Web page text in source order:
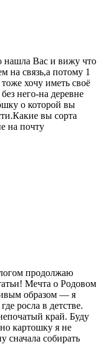
нашла Вас и вижу что
на связь,а потому 1
хочу иметь своё
него-на деревне
о которой вы
вы сорта
на почту
продолжаю
Мечта о Родовом
образом — я
росла в детстве.
край. Буду
картошку я не
сначала собирать